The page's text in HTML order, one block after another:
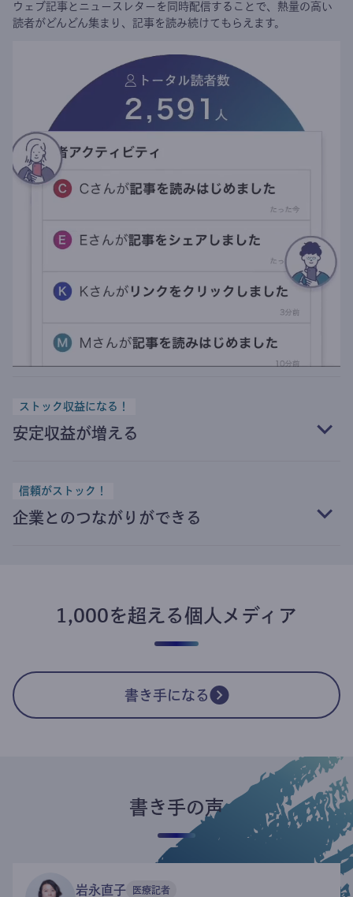
ウェブ記事とニュースレターを同時配信することで、熱量の高い
読者がどんどん集まり、記事を読み続けてもらえます。
ストック収益になる！
安定収益が増える
信頼がストック！
企業とのつながりができる
1,000を超える個人メディア
書き手になる
書き手の声
岩永直子 医療記者